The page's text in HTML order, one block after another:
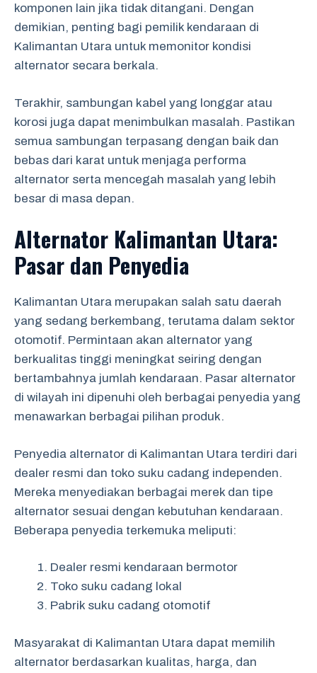
komponen lain jika tidak ditangani. Dengan
demikian, penting bagi pemilik kendaraan di
Kalimantan Utara untuk memonitor kondisi
alternator secara berkala.
Terakhir, sambungan kabel yang longgar atau
korosi juga dapat menimbulkan masalah. Pastikan
semua sambungan terpasang dengan baik dan
bebas dari karat untuk menjaga performa
alternator serta mencegah masalah yang lebih
besar di masa depan.
Alternator Kalimantan Utara:
Pasar dan Penyedia
Kalimantan Utara merupakan salah satu daerah
yang sedang berkembang, terutama dalam sektor
otomotif. Permintaan akan alternator yang
berkualitas tinggi meningkat seiring dengan
bertambahnya jumlah kendaraan. Pasar alternator
di wilayah ini dipenuhi oleh berbagai penyedia yang
menawarkan berbagai pilihan produk.
Penyedia alternator di Kalimantan Utara terdiri dari
dealer resmi dan toko suku cadang independen.
Mereka menyediakan berbagai merek dan tipe
alternator sesuai dengan kebutuhan kendaraan.
Beberapa penyedia terkemuka meliputi:
Dealer resmi kendaraan bermotor
Toko suku cadang lokal
Pabrik suku cadang otomotif
Masyarakat di Kalimantan Utara dapat memilih
alternator berdasarkan kualitas, harga, dan